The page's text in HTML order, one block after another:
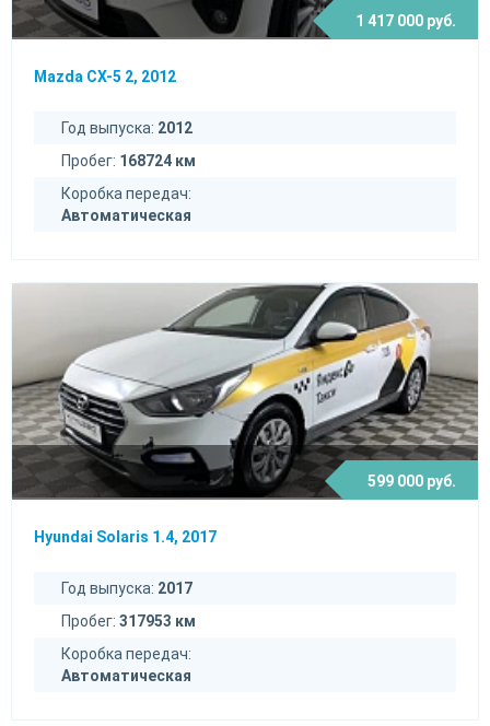
1 417 000 руб.
Mazda CX-5 2, 2012
Год выпуска: 2012
Пробег: 168724 км
Коробка передач:
Автоматическая
599 000 руб.
Hyundai Solaris 1.4, 2017
Год выпуска: 2017
Пробег: 317953 км
Коробка передач:
Автоматическая